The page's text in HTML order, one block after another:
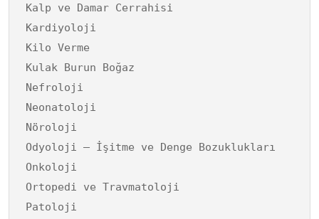
Kalp ve Damar Cerrahisi
Kardiyoloji
Kilo Verme
Kulak Burun Boğaz
Nefroloji
Neonatoloji
Nöroloji
Odyoloji – İşitme ve Denge Bozuklukları
Onkoloji
Ortopedi ve Travmatoloji
Patoloji